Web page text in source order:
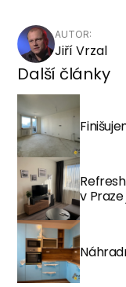
AUTOR:
Jiří Vrzal
Další články
v